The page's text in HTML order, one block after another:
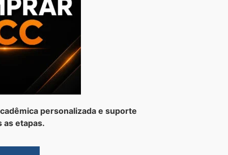
personalizada e suporte
as etapas.